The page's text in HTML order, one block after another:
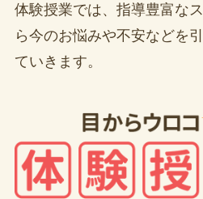
体験授業では、指導豊富な
ら今のお悩みや不安などを
ていきます。